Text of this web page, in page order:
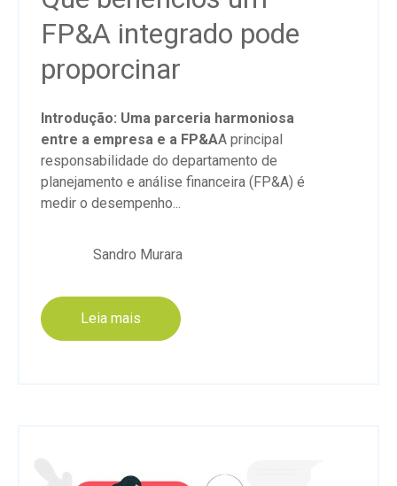
FP&A integrado pode
proporcinar
Introdução: Uma parceria harmoniosa
entre a empresa e a FP&AA principal
responsabilidade do departamento de
planejamento e análise financeira (FP&A) é
medir o desempenho...
Sandro Murara
Leia mais